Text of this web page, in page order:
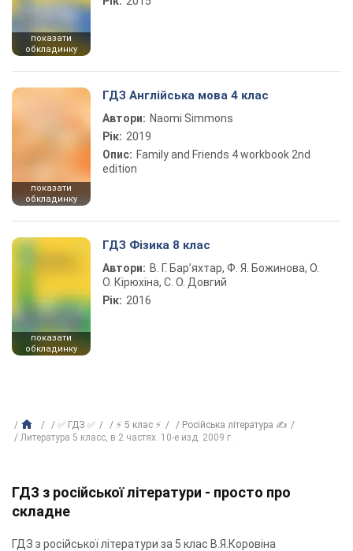
показати
обкладинку
показати
обкладинку
ГДЗ Англійська мова 4 клас
Автори: Naomi Simmons
Рік: 2019
Опис: Family and Friends 4 workbook 2nd
edition
показати
обкладинку
ГДЗ Фізика 8 клас
Автори: В. Г. Бар’яхтар, Ф. Я. Божинова, О.
О. Кірюхіна, С. О. Довгий
Рік: 2016
✅ ГДЗ ✅ ⚡ 5 клас ⚡
Російська література ✍
Литература 5 класс, в 2 частях. 10-е изд. 2009 г.
ГДЗ з російської літератури - просто про
складне
ГДЗ з російської літератури за 5 клас В.Я.Коровіна